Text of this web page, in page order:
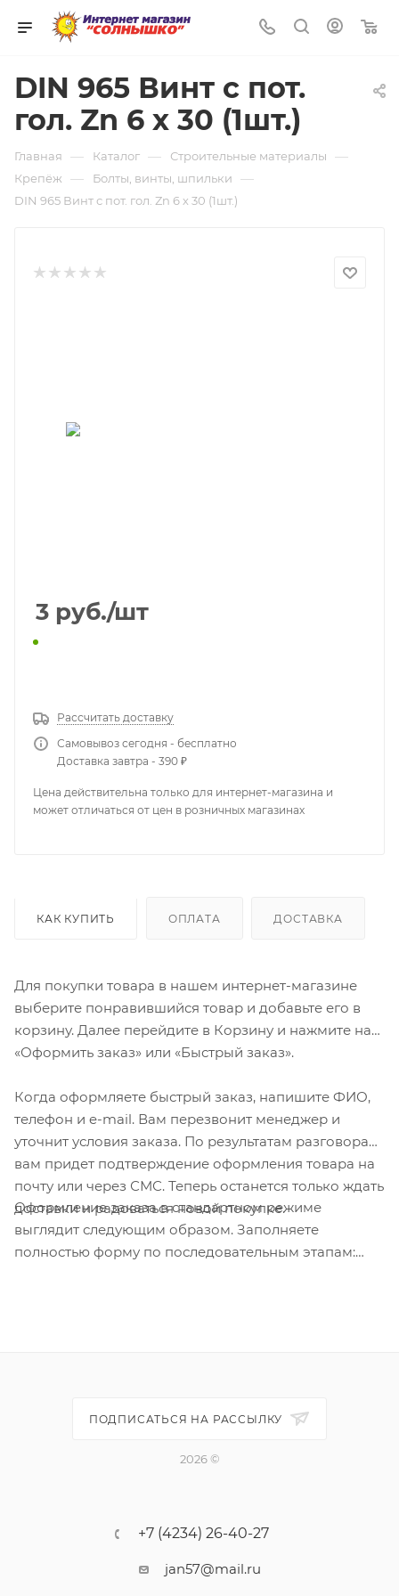
DIN 965 Винт с пот.
гол. Zn 6 х 30 (1шт.)
Главная — Каталог — Строительные материалы —
Крепёж — Болты, винты, шпильки —
DIN 965 Винт с пот. гол. Zn 6 х 30 (1шт.)
3 руб./шт
Рассчитать доставку
Самовывоз сегодня - бесплатно
Доставка завтра - 390 ₽
Цена действительна только для интернет-магазина и
может отличаться от цен в розничных магазинах
КАК КУПИТЬ ОПЛАТА ДОСТАВКА
Для покупки товара в нашем интернет-магазине
выберите понравившийся товар и добавьте его в
корзину. Далее перейдите в Корзину и нажмите на
«Оформить заказ» или «Быстрый заказ».
Когда оформляете быстрый заказ, напишите ФИО,
телефон и e-mail. Вам перезвонит менеджер и
уточнит условия заказа. По результатам разговора
вам придет подтверждение оформления товара на
почту или через СМС. Теперь останется только ждать
доставки и радоваться новой покупке.
Оформление заказа в стандартном режиме
выглядит следующим образом. Заполняете
полностью форму по последовательным этапам:
ПОДПИСАТЬСЯ НА РАССЫЛКУ
2026 ©
+7 (4234) 26-40-27
jan57@mail.ru